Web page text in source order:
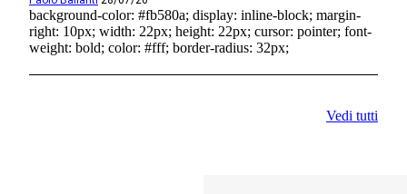
background-color: #fb580a; display: inline-block; margin-
right: 10px; width: 22px; height: 22px; cursor: pointer; font-
weight: bold; color: #fff; border-radius: 32px;
Vedi tutti